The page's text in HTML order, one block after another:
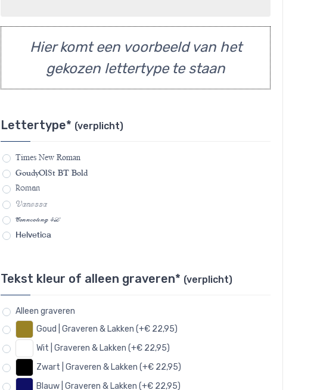
Hier komt een voorbeeld van het
gekozen lettertype te staan
Lettertype* (verplicht)
Times New Roman
GoudyOlSt BT Bold
Roman
Vanessa
Connecting 4L
Helvetica
Tekst kleur of alleen graveren* (verplicht)
Alleen graveren
Goud | Graveren & Lakken (+€ 22,95)
Wit | Graveren & Lakken (+€ 22,95)
Zwart | Graveren & Lakken (+€ 22,95)
Blauw | Graveren & Lakken (+€ 22,95)